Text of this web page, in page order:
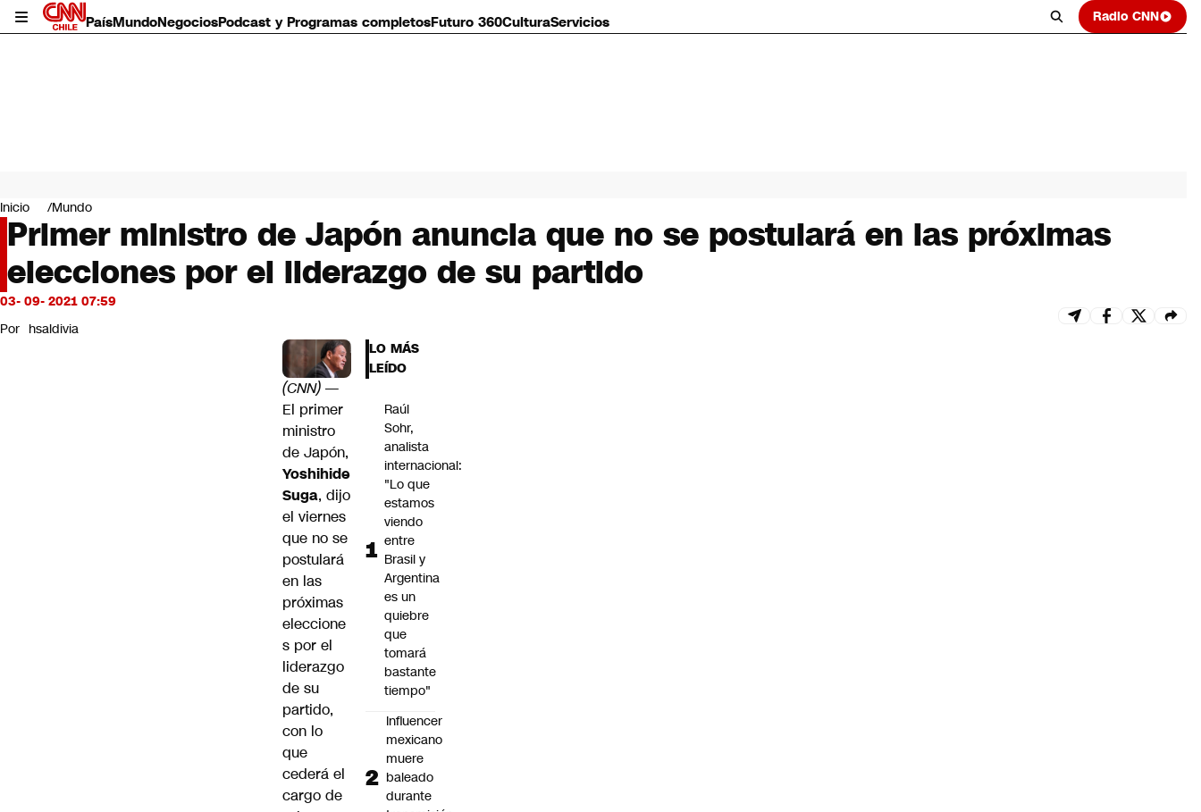
PaísMundoNegociosPodcast y Programas completosFuturo 360CulturaServicios Radio CNN
Mundo
Negocios
Deportes
Programas completos
Cultura
Servicios
Bits
CNN Data
Inicio Mundo
Primer ministro de Japón anuncia que no se postulará en las próximas
elecciones por el liderazgo de su partido
03- 09- 2021 07:59
Por hsaldivia
(CNN) —
El primer
ministro
de Japón,
Yoshihide
Suga, dijo
el viernes
que no se
postulará
en las
próximas
eleccione
s por el
liderazgo
de su
partido,
con lo
que
cederá el
cargo de
LO MÁS
LEÍDO
Raúl
Sohr,
analista
internacional:
"Lo que
estamos
viendo
entre
Brasil y
Argentina
es un
quiebre
que
tomará
bastante
tiempo"
Influencer
mexicano
muere
baleado
durante